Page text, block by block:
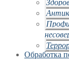
Обработка